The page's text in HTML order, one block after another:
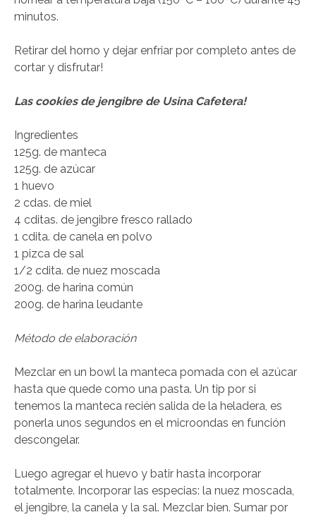
minutos.
Retirar del horno y dejar enfriar por completo antes de
cortar y disfrutar!
Las cookies de jengibre de Usina Cafetera!
Ingredientes
125g. de manteca
125g. de azúcar
1 huevo
2 cdas. de miel
4 cditas. de jengibre fresco rallado
1 cdita. de canela en polvo
1 pizca de sal
1/2 cdita. de nuez moscada
200g. de harina común
200g. de harina leudante
Método de elaboración
Mezclar en un bowl la manteca pomada con el azúcar
hasta que quede como una pasta. Un tip por si
tenemos la manteca recién salida de la heladera, es
ponerla unos segundos en el microondas en función
descongelar.
Luego agregar el huevo y batir hasta incorporar
totalmente. Incorporar las especias: la nuez moscada,
el jengibre, la canela y la sal. Mezclar bien. Sumar por